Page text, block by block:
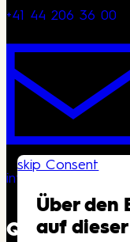
skip Consent
Über den
auf
+41 44 206 36 00
QUICKLINKS